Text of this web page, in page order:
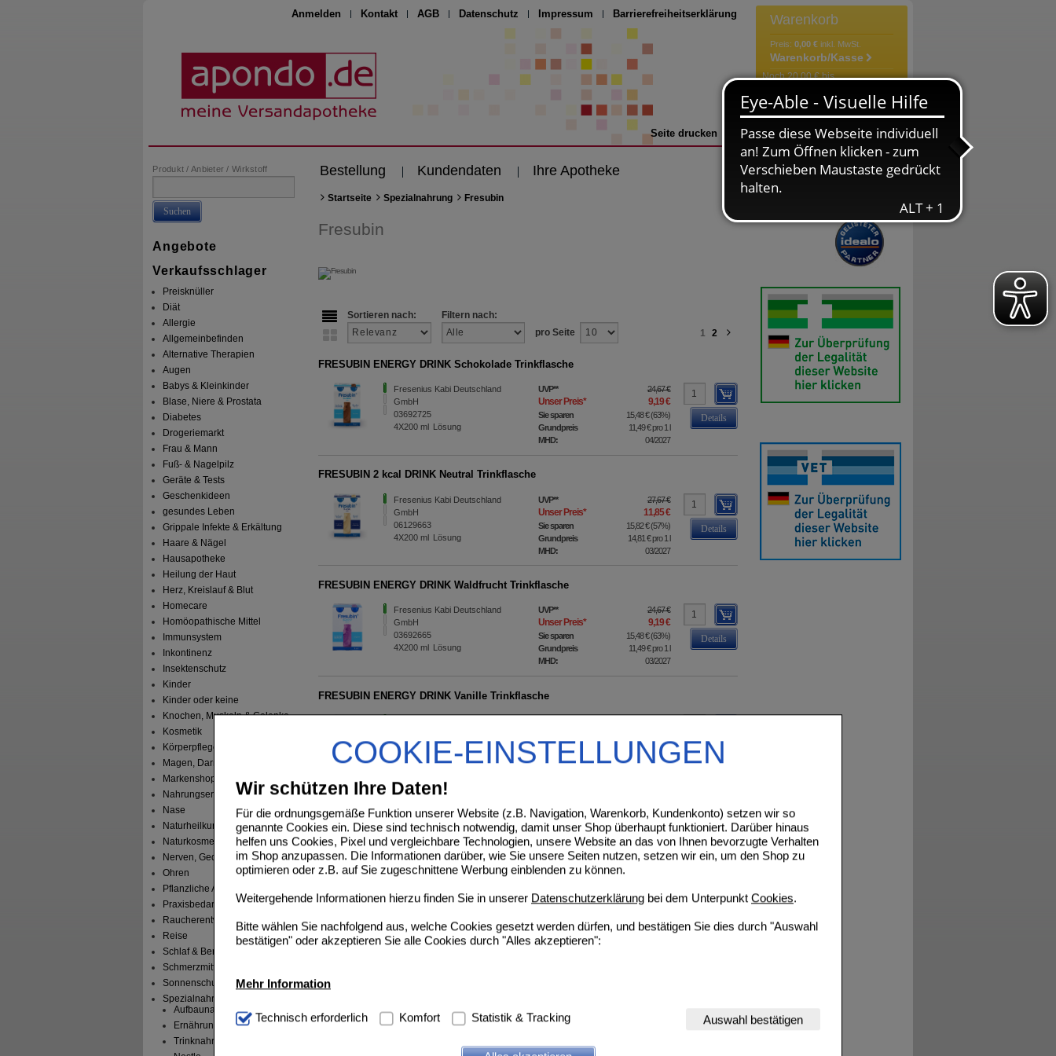
COOKIE-EINSTELLUNGEN
Wir schützen Ihre Daten!
Für die ordnungsgemäße Funktion unserer Website (z.B. Navigation, Warenkorb, Kundenkonto) setzen wir so
genannte Cookies ein. Diese sind technisch notwendig, damit unser Shop überhaupt funktioniert. Darüber hinaus
helfen uns Cookies, Pixel und vergleichbare Technologien, unsere Website an das von Ihnen bevorzugte Verhalten
im Shop anzupassen. Die Informationen darüber, wie Sie unsere Seiten nutzen, setzen wir ein, um den Shop zu
optimieren oder z.B. auf Sie zugeschnittene Werbung einblenden zu können.
Weitergehende Informationen hierzu finden Sie in unserer Datenschutzerklärung bei dem Unterpunkt Cookies.
Bitte wählen Sie nachfolgend aus, welche Cookies gesetzt werden dürfen, und bestätigen Sie dies durch "Auswahl
bestätigen" oder akzeptieren Sie alle Cookies durch "Alles akzeptieren":
Mehr Information
Technisch Notwendig: Hierbei handelt es sich um Cookies, die für die Grundfunktionen unserer Website
notwendig sind (z.B. Navigation, Warenkorb, Kundenkonto), weshalb auf diese nicht verzichtet werden kann.
Technisch erforderlich Komfort Statistik & Tracking Auswahl bestätigen
Anmelden Kontakt AGB Datenschutz Impressum Barrierefreiheitserklärung
Seite drucken
Warenkorb
Preis: 0,00 € inkl. MwSt.
Warenkorb/Kasse
Noch 20,00 € bis
Bestellung Kundendaten Ihre Apotheke
Produkt / Anbieter / Wirkstoff
Suchen
Angebote
Verkaufsschlager
Preisknüller
Diät
Allergie
Allgemeinbefinden
Alternative Therapien
Augen
Babys & Kleinkinder
Blase, Niere & Prostata
Diabetes
Drogeriemarkt
Frau & Mann
Fuß- & Nagelpilz
Geräte & Tests
Geschenkideen
gesundes Leben
Grippale Infekte & Erkältung
Haare & Nägel
Hausapotheke
Heilung der Haut
Herz, Kreislauf & Blut
Homecare
Homöopathische Mittel
Immunsystem
Inkontinenz
Insektenschutz
Kinder
Kinder oder keine
Knochen, Muskeln & Gelenke
Kosmetik
Körperpflege
Magen, Darm & Leber
Markenshops
Nahrungsergänzung
Nase
Naturheilkunde
Naturkosmetik
Nerven, Gedächtnis & Gemüt
Ohren
Pflanzliche Arzneimittel
Praxisbedarf
Raucherentwöhnung
Reise
Schlaf & Beruhigung
Schmerzmittel
Sonnenschutz
Spezialnahrung
Aufbaunahrung
Ernährung
Trinknahrung
Startseite Spezialnahrung Fresubin
Fresubin
Sortieren nach:
Filtern nach:
pro Seite
1 2
FRESUBIN ENERGY DRINK Schokolade Trinkflasche
Fresenius Kabi Deutschland
GmbH
03692725
4X200 ml Lösung
UVP** 24,67 €
Unser Preis* 9,19 €
Sie sparen 15,48 €(63%)
Grundpreis
11,49 €pro 1 l
MHD:
04/2027
Details
FRESUBIN 2 kcal DRINK Neutral Trinkflasche
Fresenius Kabi Deutschland
GmbH
06129663
4X200 ml Lösung
UVP** 27,67 €
Unser Preis* 11,85 €
Sie sparen 15,82 €(57%)
Grundpreis
14,81 €pro 1 l
MHD:
03/2027
Details
FRESUBIN ENERGY DRINK Waldfrucht Trinkflasche
Fresenius Kabi Deutschland
GmbH
03692665
4X200 ml Lösung
UVP** 24,67 €
Unser Preis* 9,19 €
Sie sparen 15,48 €(63%)
Grundpreis
11,49 €pro 1 l
MHD:
03/2027
Details
FRESUBIN ENERGY DRINK Vanille Trinkflasche
03692688
4X200ml Lösung
Sie sparen 15,48 € 63%)
Grundpreis
11,49 €pro 1 l
Details
FRESUBIN PROTEIN Energy DRINK Mischkarton Trinkfl.
Fresenius Kabi Deutschland
GmbH
00350177
6X4X200ml Lösung
UVP ** 162,99 €
Unser Preis* 67,09 €
Sie sparen 95,90 €(59%)
Grundpreis
Details
Fresenius Kabi Deutschland
UVP**
FRESUBIN 2 kcal DRINK Vanille Trinkflasche
Fresenius Kabi Deutschland
UVP
Bestellung
Versandkosten